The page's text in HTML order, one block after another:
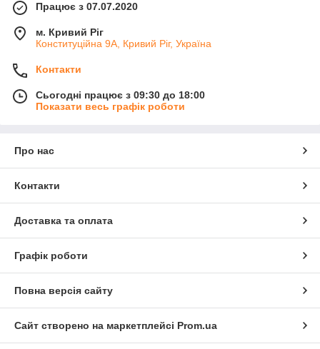
Працює з 07.07.2020
м. Кривий Ріг
Конституційна 9А, Кривий Ріг, Україна
Контакти
Сьогодні працює з 09:30 до 18:00
Показати весь графік роботи
Про нас
Контакти
Доставка та оплата
Графік роботи
Повна версія сайту
Сайт створено на маркетплейсі Prom.ua